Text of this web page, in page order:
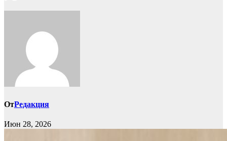
ОтРедакция
Июн 28, 2026